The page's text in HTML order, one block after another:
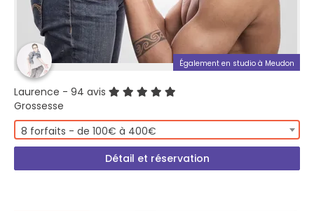
Également en studio à Meudon
Laurence - 94 avis
Grossesse
8 forfaits - de 100€ à 400€
Détail et réservation